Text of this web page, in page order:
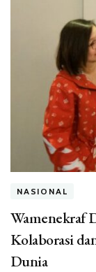
NASIONAL
Wamenekraf
Kolaborasi
Dunia